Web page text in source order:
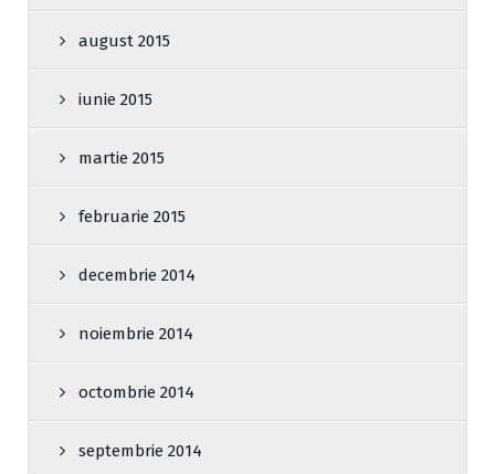
august 2015
iunie 2015
martie 2015
februarie 2015
decembrie 2014
noiembrie 2014
octombrie 2014
septembrie 2014